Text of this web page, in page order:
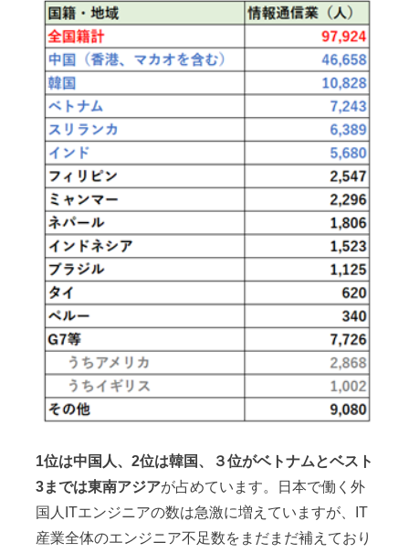
1位は中国人、2位は韓国、３位がベトナムとベスト
3までは東南アジアが占めています。日本で働く外
国人ITエンジニアの数は急激に増えていますが、IT
産業全体のエンジニア不足数をまだまだ補えており